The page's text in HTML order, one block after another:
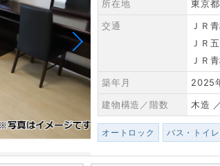
所在地
東京
交通
ＪＲ
ＪＲ
ＪＲ
築年月
2025
建物構造／階数
木造
オートロック バス・トイ